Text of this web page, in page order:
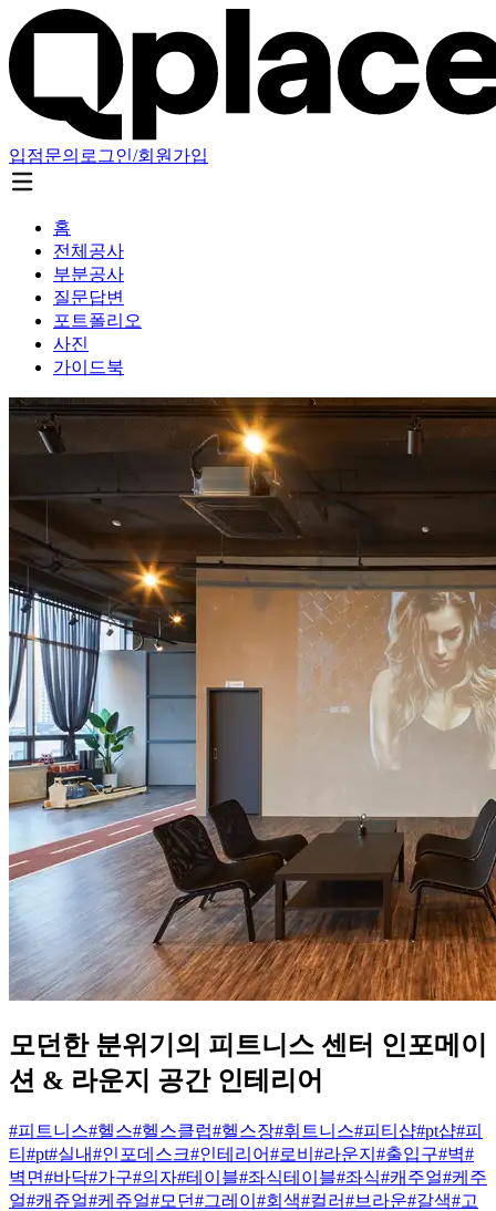
입점문의 로그인/회원가입
홈
전체공사
부분공사
질문답변
포트폴리오
사진
가이드북
모던한 분위기의 피트니스 센터 인포메이
션 & 라운지 공간 인테리어
#피트니스#헬스#헬스클럽#헬스장#휘트니스#피티샵#pt샵#피
티 #pt#실내#인포데스크#인테리어#로비 #라운지 #출입구#벽#
벽면#바닥#가구#의자#테이블#좌식테이블#좌식#캐주얼#케주
얼#캐쥬얼#케쥬얼#모던#그레이 #회색#컬러#브라운#갈색#고